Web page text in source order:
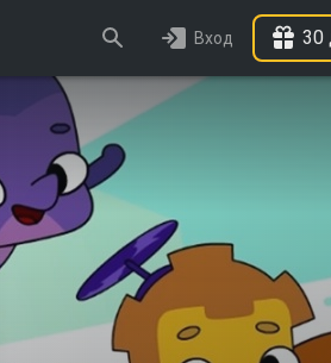
Вход 30